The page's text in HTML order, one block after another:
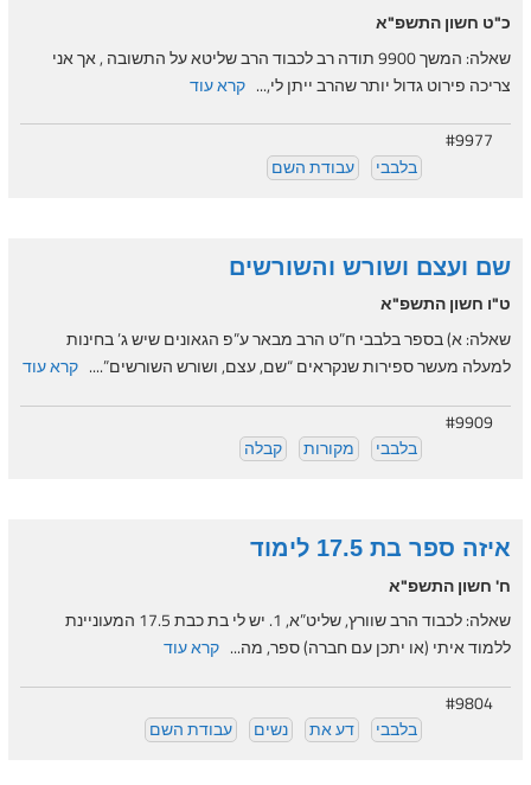
כ"ט חשון התשפ"א
שאלה: המשך 9900 תודה רב לכבוד הרב שליטא על התשובה , אך אני
צריכה פירוט גדול יותר שהרב ייתן לי,... קרא עוד
#9977
בלבבי
עבודת השם
שם ועצם ושורש והשורשים
ט"ו חשון התשפ"א
שאלה: א) בספר בלבבי ח”ט הרב מבאר ע”פ הגאונים שיש ג’ בחינות
למעלה מעשר ספירות שנקראים “שם, עצם, ושורש השורשים”.... קרא עוד
#9909
בלבבי
מקורות קבלה
איזה ספר בת 17.5 לימוד
ח' חשון התשפ"א
שאלה: לכבוד הרב שוורץ, שליט”א, 1. יש לי בת כבת 17.5 המעוניינת
ללמוד איתי (או יתכן עם חברה) ספר, מה... קרא עוד
#9804
בלבבי
דע את נשים עבודת השם